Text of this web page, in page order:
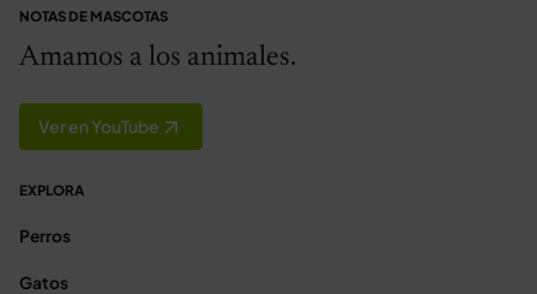
NOTAS DE MASCOTAS
Amamos a los animales.
Ver en YouTube
EXPLORA
Perros
Gatos